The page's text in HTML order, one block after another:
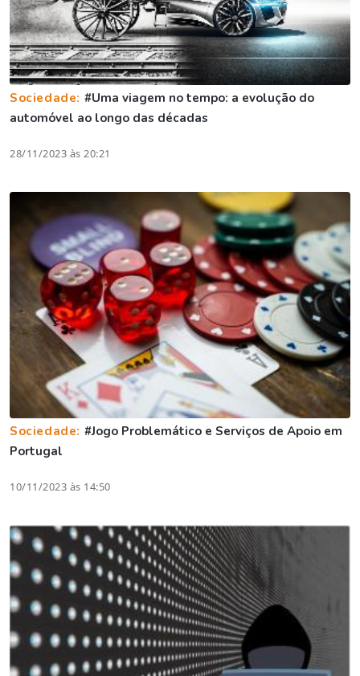
Sociedade: #Uma viagem no tempo: a evolução do
automóvel ao longo das décadas
28/11/2023 às 20:21
Sociedade: #Jogo Problemático e Serviços de Apoio em
Portugal
10/11/2023 às 14:50